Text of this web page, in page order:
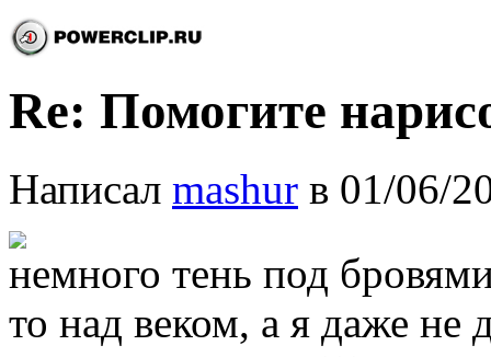
Re: Помогите
Написал mashur в 01/06/
немного тень под
то над веком, а я даже